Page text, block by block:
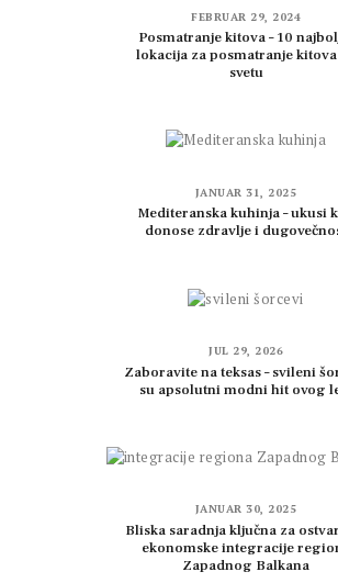
FEBRUAR 29, 2024
Posmatranje kitova – 10
lokacija za posmatranje
svetu
JANUAR 31, 2025
Mediteranska kuhinja – ukusi
donose zdravlje i
JUL 29, 2026
Zaboravite na teksas – svileni
su apsolutni modni hit ovog
JANUAR 30, 2025
Bliska saradnja ključna za
ekonomske integracije
Zapadnog Balkana